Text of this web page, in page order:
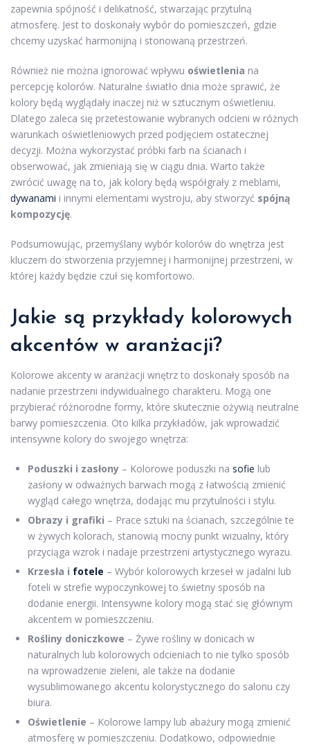
zapewnia spójność i delikatność, stwarzając przytulną
atmosferę. Jest to doskonały wybór do pomieszczeń, gdzie
chcemy uzyskać harmonijną i stonowaną przestrzeń.
Również nie można ignorować wpływu oświetlenia na
percepcję kolorów. Naturalne światło dnia może sprawić, że
kolory będą wyglądały inaczej niż w sztucznym oświetleniu.
Dlatego zaleca się przetestowanie wybranych odcieni w różnych
warunkach oświetleniowych przed podjęciem ostatecznej
decyzji. Można wykorzystać próbki farb na ścianach i
obserwować, jak zmieniają się w ciągu dnia. Warto także
zwrócić uwagę na to, jak kolory będą współgrały z meblami,
dywanami i innymi elementami wystroju, aby stworzyć spójną
kompozycję.
Podsumowując, przemyślany wybór kolorów do wnętrza jest
kluczem do stworzenia przyjemnej i harmonijnej przestrzeni, w
której każdy będzie czuł się komfortowo.
Jakie są przykłady kolorowych
akcentów w aranżacji?
Kolorowe akcenty w aranżacji wnętrz to doskonały sposób na
nadanie przestrzeni indywidualnego charakteru. Mogą one
przybierać różnorodne formy, które skutecznie ożywią neutralne
barwy pomieszczenia. Oto kilka przykładów, jak wprowadzić
intensywne kolory do swojego wnętrza:
Poduszki i zasłony – Kolorowe poduszki na sofie lub
zasłony w odważnych barwach mogą z łatwością zmienić
wygląd całego wnętrza, dodając mu przytulności i stylu.
Obrazy i grafiki – Prace sztuki na ścianach, szczególnie te
w żywych kolorach, stanowią mocny punkt wizualny, który
przyciąga wzrok i nadaje przestrzeni artystycznego wyrazu.
Krzesła i fotele – Wybór kolorowych krzeseł w jadalni lub
foteli w strefie wypoczynkowej to świetny sposób na
dodanie energii. Intensywne kolory mogą stać się głównym
akcentem w pomieszczeniu.
Rośliny doniczkowe – Żywe rośliny w donicach w
naturalnych lub kolorowych odcieniach to nie tylko sposób
na wprowadzenie zieleni, ale także na dodanie
wysublimowanego akcentu kolorystycznego do salonu czy
biura.
Oświetlenie – Kolorowe lampy lub abażury mogą zmienić
atmosferę w pomieszczeniu. Dodatkowo, odpowiednie